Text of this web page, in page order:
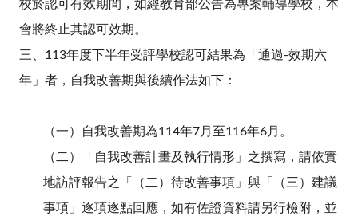
校於認可有效期間，如經教育部公告為專案輔導學校，本
會將終止其認可效期。
三、113年度下半年受評學校認可結果為「通過-效期六
年」者，自我改善期與後續作法如下：
（一）自我改善期為114年7月至116年6月。
（二）「自我改善計畫及執行情形」之撰寫，請依實
地訪評報告之「（二）待改善事項」與「（三）建議
事項」逐項逐點回應，如有佐證資料請另行檢附，並